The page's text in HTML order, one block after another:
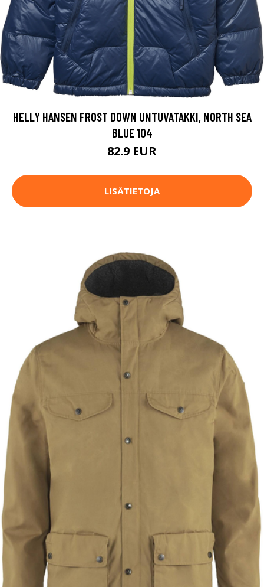
HELLY HANSEN FROST DOWN UNTUVATAKKI, NORTH SEA
BLUE 104
82.9 EUR
LISÄTIETOJA